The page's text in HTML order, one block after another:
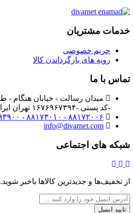
خدمات مشتریان
حریم خصوصی
رویه های بازگرداندن کالا
تماس با ما
-کد پستی -۱۶۷۶۹۶۷۳۹۴ تهران ایران
۸۸۱۷۲۰۰۶ - ۸۸۱۷۳۰۱۰ - ۷۷۱۹۳۹۰۰
info@divarnet.com
شبکه های اجتماعی
از تخفیف‌ها و جدیدترین‌ کالاها باخبر شوید.
تایید ایمیل